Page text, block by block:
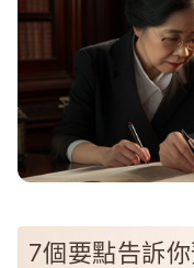
7個要點告訴